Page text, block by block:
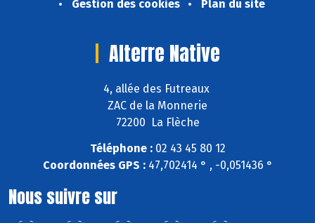
Gestion des cookies
Plan du site
Alterre Native
4, allée des Futreaux
ZAC de la Monnerie
72200 La Flèche
Téléphone :02 43 45 80 12
Coordonnées GPS :47,702414 ° , -0,051436 °
Nous suivre sur